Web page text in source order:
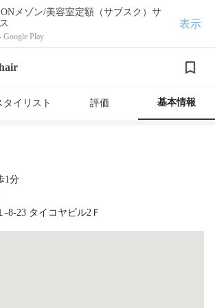
メゾン/美容室定額（サブスク）サ
Google Play
表示
タイリスト 評価 基本情報
1分
8-23 タイコヤビル2Ｆ